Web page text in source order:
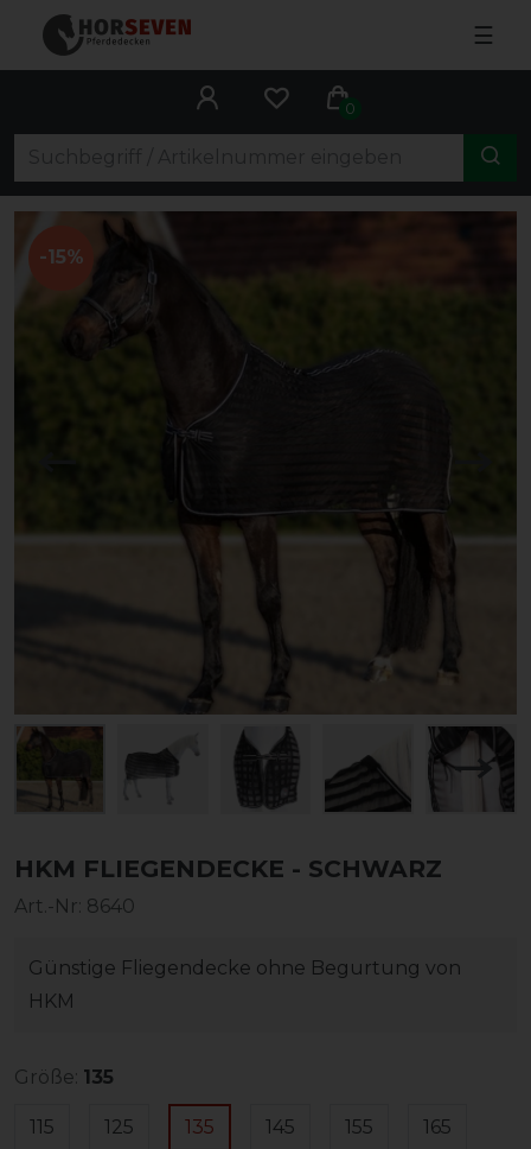
☰
0
-15%
HKM FLIEGENDECKE - SCHWARZ
Art.-Nr: 8640
Günstige Fliegendecke ohne Begurtung von
HKM
Größe: 135
115 125 135 145 155 165